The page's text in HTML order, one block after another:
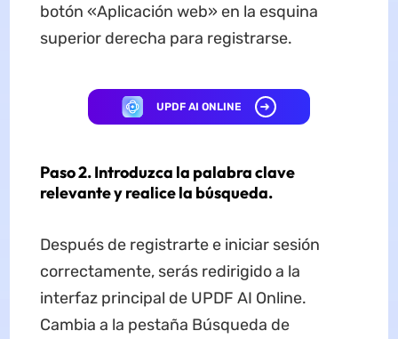
botón «Aplicación web» en la esquina
superior derecha para registrarse.
UPDF AI ONLINE
Paso 2. Introduzca la palabra clave
relevante y realice la búsqueda.
Después de registrarte e iniciar sesión
correctamente, serás redirigido a la
interfaz principal de UPDF AI Online.
Cambia a la pestaña Búsqueda de